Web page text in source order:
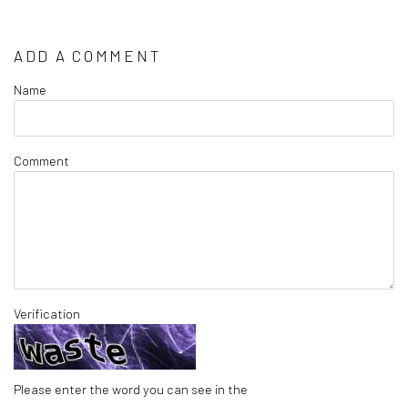
ADD A COMMENT
Name
Comment
Verification
Please enter the word you can see in the